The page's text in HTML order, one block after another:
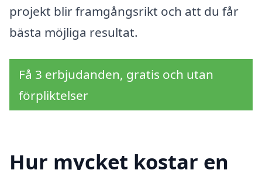
projekt blir framgångsrikt och att du får
bästa möjliga resultat.
Få 3 erbjudanden, gratis och utan
förpliktelser
Hur mycket kostar en